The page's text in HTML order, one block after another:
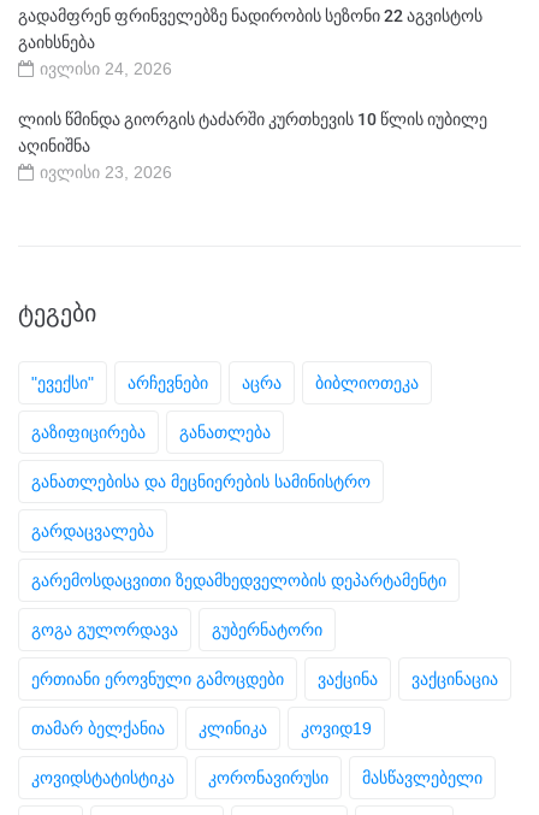
გადამფრენ ფრინველებზე ნადირობის სეზონი 22 აგვისტოს
გაიხსნება
ივლისი 24, 2026
ლიის წმინდა გიორგის ტაძარში კურთხევის 10 წლის იუბილე
აღინიშნა
ივლისი 23, 2026
ᲢᲔᲒᲔᲑᲘ
"ევექსი" არჩევნები აცრა ბიბლიოთეკა
გაზიფიცირება განათლება
განათლებისა და მეცნიერების სამინისტრო
გარდაცვალება
გარემოსდაცვითი ზედამხედველობის დეპარტამენტი
გოგა გულორდავა გუბერნატორი
ერთიანი ეროვნული გამოცდები ვაქცინა ვაქცინაცია
თამარ ბელქანია კლინიკა კოვიდ19
კოვიდსტატისტიკა კორონავირუსი მასწავლებელი